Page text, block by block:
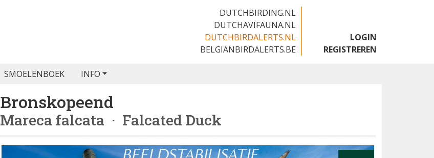
DUTCHBIRDING.NL
DUTCHAVIFAUNA.NL
DUTCHBIRDALERTS.NL
BELGIANBIRDALERTS.BE
LOGIN
REGISTREREN
SMOELENBOEK INFO
Bronskopeend
Mareca falcata · Falcated Duck